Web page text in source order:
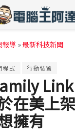
報導 »最新科技新聞
程式 行動裝置
在美上
擁有